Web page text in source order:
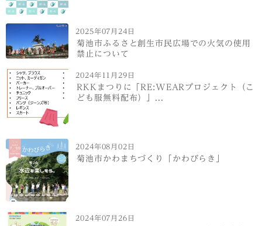
2025年07月24日
菊池市ふるさと創生市民広場での火気の使用
禁止について
2024年11月29日
RKKまつりに「RE:WEARプロジェクト（こ
ども服無料配布）」...
2024年08月02日
菊池市かわまちづくり「かわびらき」
2024年07月26日